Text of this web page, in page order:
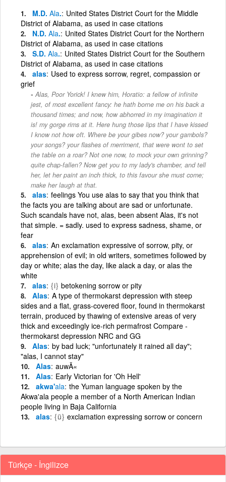
M.D. Ala. United States District Court for the Middle
District of Alabama, as used in case citations
N.D. Ala. United States District Court for the Northern
District of Alabama, as used in case citations
S.D. Ala. United States District Court for the Southern
District of Alabama, as used in case citations
alas Used to express sorrow, regret, compassion or
grief
Alas, Poor Yorick! I knew him, Horatio: a fellow of infinite
jest, of most excellent fancy: he hath borne me on his back a
thousand times; and now, how abhorred in my imagination it
is! my gorge rims at it. Here hung those lips that I have kissed
I know not how oft. Where be your gibes now? your gambols?
your songs? your flashes of merriment, that were wont to set
the table on a roar? Not one now, to mock your own grinning?
quite chap-fallen? Now get you to my lady's chamber, and tell
her, let her paint an inch thick, to this favour she must come;
make her laugh at that.
alas feelings You use alas to say that you think that
the facts you are talking about are sad or unfortunate.
Such scandals have not, alas, been absent Alas, it's not
that simple. = sadly. used to express sadness, shame, or
fear
alas An exclamation expressive of sorrow, pity, or
apprehension of evil; in old writers, sometimes followed by
day or white; alas the day, like alack a day, or alas the
white
alas {i} betokening sorrow or pity
Alas A type of thermokarst depression with steep
sides and a flat, grass-covered floor, found in thermokarst
terrain, produced by thawing of extensive areas of very
thick and exceedingly ice-rich permafrost Compare -
thermokarst depression NRC and GG
Alas by bad luck; "unfortunately it rained all day";
"alas, I cannot stay"
Alas auwÃ«
Alas Early Victorian for 'Oh Hell'
akwa'ala the Yuman language spoken by the
Akwa'ala people a member of a North American Indian
people living in Baja California
alas {ü} exclamation expressing sorrow or concern
Türkçe - İngilizce